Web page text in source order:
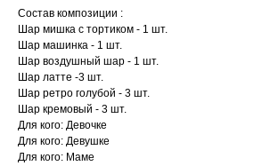
Состав композиции :
Шар мишка с тортиком - 1 шт.
Шар машинка - 1 шт.
Шар воздушный шар - 1 шт.
Шар латте -3 шт.
Шар ретро голубой - 3 шт.
Шар кремовый - 3 шт.
Для кого: Девочке
Для кого: Девушке
Для кого: Маме